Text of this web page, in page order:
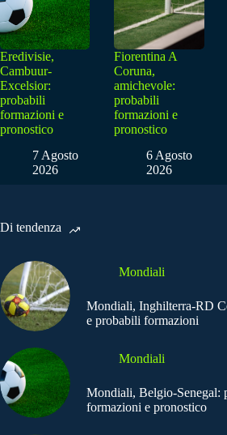
Eredivisie,
Cambuur-
Excelsior:
probabili
formazioni e
pronostico
7 Agosto
2026
Fiorentina A
Coruna,
amichevole:
probabili
formazioni e
pronostico
6 Agosto
2026
Di tendenza
Mondiali
Mondiali, Inghilterra-RD
e probabili formazioni
Mondiali
Mondiali, Belgio-Senegal:
formazioni e pronostico